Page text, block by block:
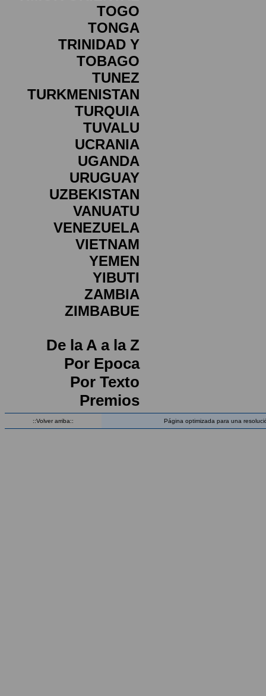
TOGO
TONGA
TRINIDAD Y
TOBAGO
TUNEZ
TURKMENISTAN
TURQUIA
TUVALU
UCRANIA
UGANDA
URUGUAY
UZBEKISTAN
VANUATU
VENEZUELA
VIETNAM
YEMEN
YIBUTI
ZAMBIA
ZIMBABUE
De la A a la Z
Por Epoca
Por Texto
Premios
::Volver arriba:: Página optimizada para una